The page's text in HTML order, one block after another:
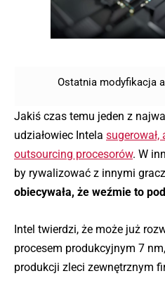
Ostatnia modyfikacja
Jakiś czas temu jeden z
udziałowiec Intela sugerował,
outsourcing procesorów. W
by rywalizować z innymi
obiecywała, że weźmie to
Intel twierdzi, że może już
procesem produkcyjnym 7
produkcji zleci zewnętrznym